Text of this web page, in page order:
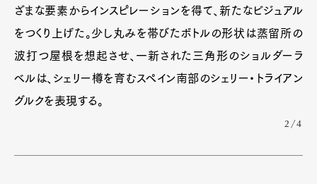
ざまな要素からインスピレーションを得て、新たなビジュアル
をつくり上げた。少し丸みを帯びたボトルの形状は蒸留所の
波打つ屋根を想起させ、一新された三角形のショルダーラ
ベルは、シェリー樽を育むスペイン南部のシェリー・トライアン
グルクを表現する。
2/4